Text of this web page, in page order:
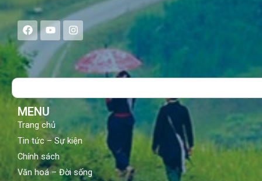
F
a
c
e
b
o
Y
o
u
t
u
b
I
n
s
a
g
Search
MENU
Trang chủ
Tin tức – Sự kiện
Chính sách
Văn hoá – Đời sống